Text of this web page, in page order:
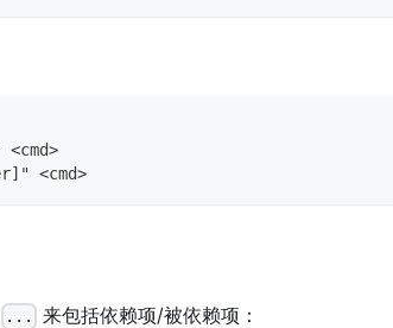
<cmd>
... 来包括依赖项/被依赖项：